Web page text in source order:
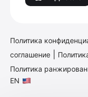
Политика
соглашение
Политика
EN